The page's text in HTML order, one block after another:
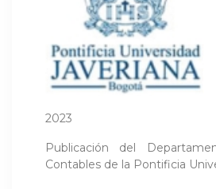
2023
Publicación del
Contables de la Pontificia